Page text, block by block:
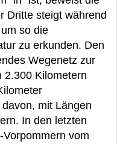
Dritte steigt während
so die
zu erkunden. Den
Wegenetz zur
2.300 Kilometern
mit Längen
In den letzten
vom